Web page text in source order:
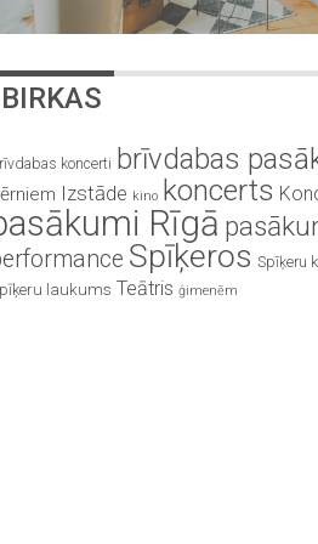
BIRKAS
koncerti brīvdabas
Izstāde kino koncerts
Rīgā
Spīķeros Spīķeru
laukums Teātris ģimenēm